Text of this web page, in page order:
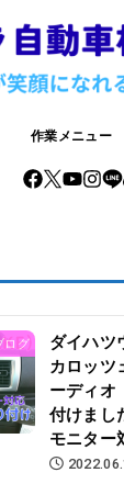
作業メニュー
ログ
ダイハツ
カロッツ
ーディオ
付けまし
モニター